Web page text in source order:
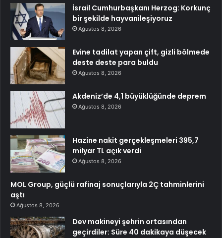
İsrail Cumhurbaşkanı Herzog: Korkunç
bir şekilde hayvanileşiyoruz
Ağustos 8, 2026
Evine tadilat yapan çift, gizli bölmede
deste deste para buldu
Ağustos 8, 2026
Akdeniz’de 4,1 büyüklüğünde deprem
Ağustos 8, 2026
Hazine nakit gerçekleşmeleri 395,7
milyar TL açık verdi
Ağustos 8, 2026
MOL Group, güçlü rafinaj sonuçlarıyla 2Ç tahminlerini
aştı
Ağustos 8, 2026
Dev makineyi şehrin ortasından
geçirdiler: Süre 40 dakikaya düşecek